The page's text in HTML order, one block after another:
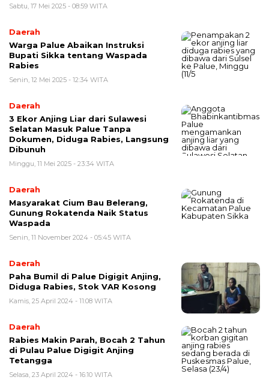
Sabtu, 17 Mei 2025 - 08:59 WITA
Daerah
Warga Palue Abaikan Instruksi
Bupati Sikka tentang Waspada
Rabies
Senin, 12 Mei 2025 - 12:34 WITA
Daerah
3 Ekor Anjing Liar dari Sulawesi
Selatan Masuk Palue Tanpa
Dokumen, Diduga Rabies, Langsung
Dibunuh
Minggu, 11 Mei 2025 - 23:34 WITA
Daerah
Masyarakat Cium Bau Belerang,
Gunung Rokatenda Naik Status
Waspada
Senin, 11 November 2024 - 05:45 WITA
Daerah
Paha Bumil di Palue Digigit Anjing,
Diduga Rabies, Stok VAR Kosong
Kamis, 25 April 2024 - 11:08 WITA
Daerah
Rabies Makin Parah, Bocah 2 Tahun
di Pulau Palue Digigit Anjing
Tetangga
Selasa, 23 April 2024 - 16:10 WITA